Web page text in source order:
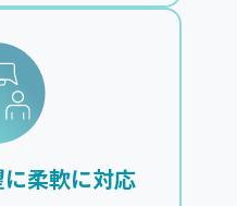
柔軟に対応